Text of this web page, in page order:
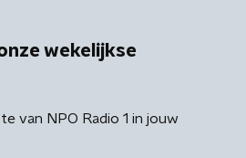
wekelijkse
van NPO Radio 1 in jouw